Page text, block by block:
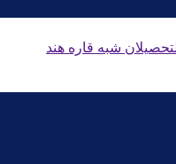
شبه قاره هند